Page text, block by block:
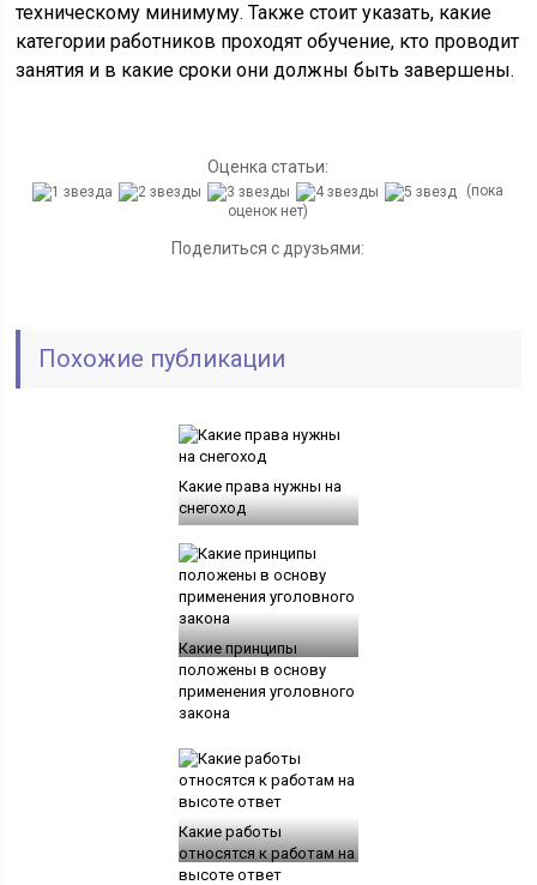
техническому минимуму. Также стоит указать, какие
категории работников проходят обучение, кто проводит
занятия и в какие сроки они должны быть завершены.
Оценка статьи:
(пока
оценок нет)
Поделиться с друзьями:
Похожие публикации
Какие права нужны на
снегоход
Какие принципы
положены в основу
применения уголовного
закона
Какие работы
относятся к работам на
высоте ответ